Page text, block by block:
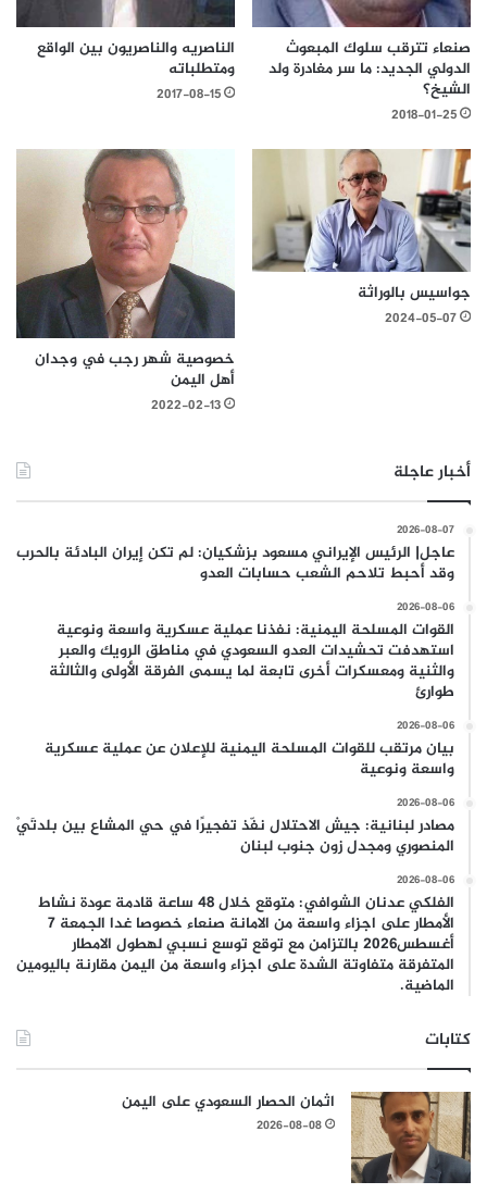
صنعاء تترقب سلوك المبعوث
الدولي الجديد: ما سر مغادرة ولد
الشيخ؟
2018-01-25
الناصريه والناصريون بين الواقع
ومتطلباته
2017-08-15
جواسيس بالوراثة
2024-05-07
خصوصية شهر رجب في وجدان
أهل اليمن
2022-02-13
أخبار عاجلة
2026-08-07
عاجل| الرئيس الإيراني مسعود بزشكيان: لم تكن إيران البادئة بالحرب
وقد أحبط تلاحم الشعب حسابات العدو
2026-08-06
القوات المسلحة اليمنية: نفذنا عملية عسكرية واسعة ونوعية
استهدفت تحشيدات العدو السعودي في مناطق الرويك والعبر
والثنية ومعسكرات أخرى تابعة لما يسمى الفرقة الأولى والثالثة
طوارئ
2026-08-06
بيان مرتقب للقوات المسلحة اليمنية للإعلان عن عملية عسكرية
واسعة ونوعية
2026-08-06
مصادر لبنانية: جيش الاحتلال نفّذ تفجيرًا في حي المشاع بين بلدتَيْ
المنصوري ومجدل زون جنوب لبنان
2026-08-06
الفلكي عدنان الشوافي: متوقع خلال 48 ساعة قادمة عودة نشاط
الأمطار على اجزاء واسعة من الامانة صنعاء خصوصا غدا الجمعة 7
أغسطس2026 بالتزامن مع توقع توسع نسبي لهطول الامطار
المتفرقة متفاوتة الشدة على اجزاء واسعة من اليمن مقارنة باليومين
الماضية.
كتابات
اثمان الحصار السعودي على اليمن
2026-08-08